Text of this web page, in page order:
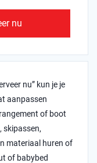
nu
nu” kun je je
aanpassen
of boot
skipassen,
materiaal huren of
of babybed